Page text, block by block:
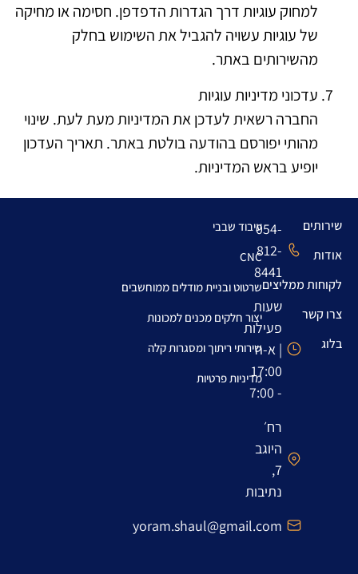
למחוק עוגיות דרך הגדרות הדפדפן. חסימה או מחיקה
של עוגיות עשויה להגביל את השימוש בחלק
מהשירותים באתר.
עדכוני מדיניות עוגיות
החברה רשאית לעדכן את המדיניות מעת לעת. שינוי
מהותי יפורסם בהודעה בולטת באתר. תאריך העדכון
יופיע בראש המדיניות.
שירותים
אודות
לקוחות ממליצים
צרו קשר
בלוג
עיבוד שבבי
CNC
שרטוט ובניית מודלים ממוחשבים
יצור חלקים מכנים למכונות
שירותי ריתוך ומסגרות קלה
מדיניות פרטיות
054-
812-
8441
שעות
פעילות
| א-ה
17:00
- 7:00
רח׳
היוגב
7,
נתיבות
yoram.shaul@gmail.com